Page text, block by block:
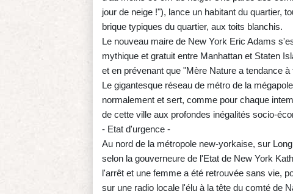
jour de neige !"), lance un habitant du quartier,
brique typiques du quartier, aux toits blanchis.
Le nouveau maire de New York Eric Adams
mythique et gratuit entre Manhattan et Staten
et en prévenant que "Mère Nature a tendance à
Le gigantesque réseau de métro de la
normalement et sert, comme pour chaque
de cette ville aux profondes inégalités socio-
- Etat d'urgence -
Au nord de la métropole new-yorkaise, sur
selon la gouverneure de l'Etat de New York
l'arrêt et une femme a été retrouvée sans vie,
sur une radio locale l'élu à la tête du comté de